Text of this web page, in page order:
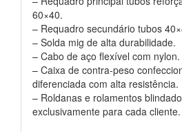
60×40.
– Requadro secundário tubos
– Solda mig de alta durabilidade.
– Cabo de aço flexível com nylon.
– Caixa de contra-peso
diferenciada com alta resistência.
– Roldanas e rolamentos
exclusivamente para cada cliente.